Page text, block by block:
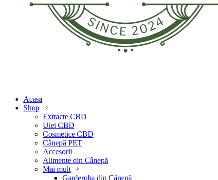
Acasa
Shop
Extracte CBD
Ulei CBD
Cosmetice CBD
Cânepă PET
Accesorii
Alimente din Cânepă
Mai mult
Garderoba din Cânepă